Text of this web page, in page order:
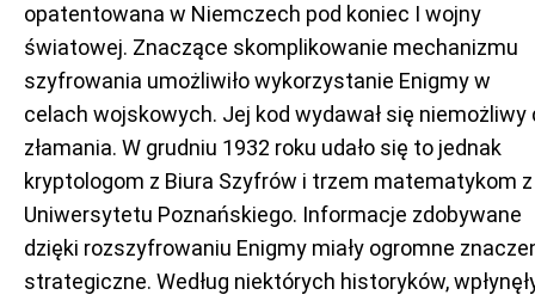
opatentowana w Niemczech pod koniec I wojny
światowej. Znaczące skomplikowanie mechanizmu
szyfrowania umożliwiło wykorzystanie Enigmy w
celach wojskowych. Jej kod wydawał się niemożliwy
złamania. W grudniu 1932 roku udało się to jednak
kryptologom z Biura Szyfrów i trzem matematykom z
Uniwersytetu Poznańskiego. Informacje zdobywane
dzięki rozszyfrowaniu Enigmy miały ogromne
strategiczne. Według niektórych historyków,